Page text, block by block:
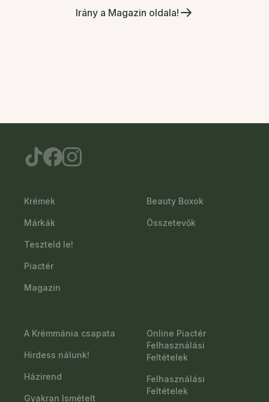
Irány a Magazin oldala!
Krémek
Márkák
Teszteld le!
Piactér
Magazin
Beauty Boxok
Összetevők
A Krémmánia csapata
Hirdess nálunk!
Házirend
Gyakran Ismételt
Online Piactér
Felhasználási
Feltételek
Felhasználási
Feltételek